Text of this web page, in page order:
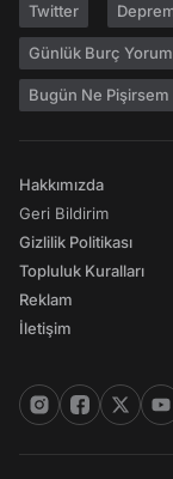
Twitter
Günlük Burç
Bugün Ne Pişirsem
Hakkımızda
Geri Bildirim
Gizlilik Politikası
Topluluk Kuralları
Reklam
İletişim